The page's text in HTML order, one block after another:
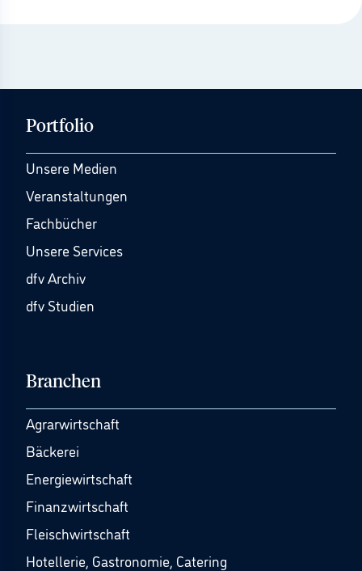
Portfolio
Unsere Medien
Veranstaltungen
Fachbücher
Unsere Services
dfv Archiv
dfv Studien
Branchen
Agrarwirtschaft
Bäckerei
Energiewirtschaft
Finanzwirtschaft
Fleischwirtschaft
Hotellerie, Gastronomie, Catering